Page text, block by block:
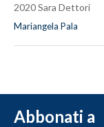
2020 Sara Dettori
Mariangela Pala
Abbonati a